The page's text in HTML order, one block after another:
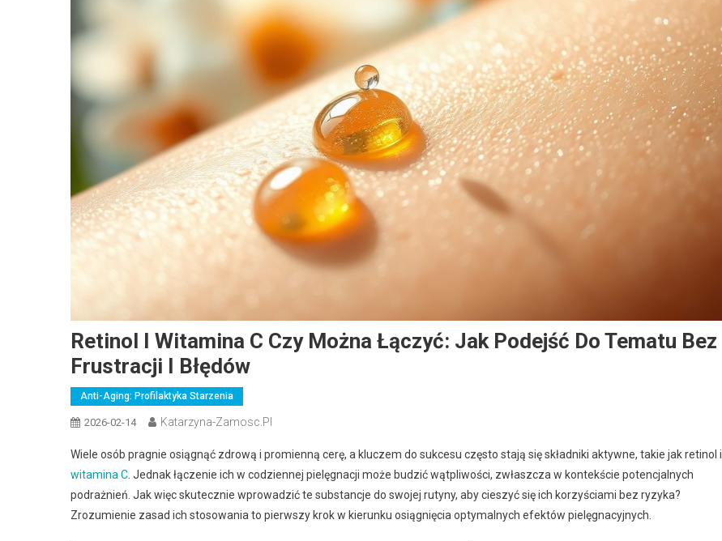
Retinol I Witamina C Czy Można Łączyć: Jak Podejść Do Tematu Bez
Frustracji I Błędów
Anti-Aging: Profilaktyka Starzenia
2026-02-14 Katarzyna-Zamosc.pl
Wiele osób pragnie osiągnąć zdrową i promienną cerę, a kluczem do sukcesu często stają się składniki aktywne, takie jak retinol i
witamina C. Jednak łączenie ich w codziennej pielęgnacji może budzić wątpliwości, zwłaszcza w kontekście potencjalnych
podrażnień. Jak więc skutecznie wprowadzić te substancje do swojej rutyny, aby cieszyć się ich korzyściami bez ryzyka?
Zrozumienie zasad ich stosowania to pierwszy krok w kierunku osiągnięcia optymalnych efektów pielęgnacyjnych.